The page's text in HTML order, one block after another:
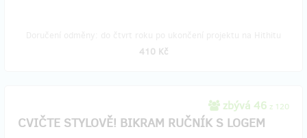
410 Kč
zbývá 46 z 120
CVIČTE STYLOVĚ! BIKRAM RUČNÍK S LOGEM